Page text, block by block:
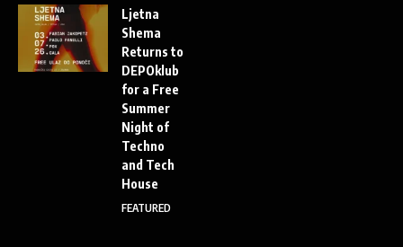
Ljetna
Shema
Returns to
DEPOklub
for a Free
Summer
Night of
Techno
and Tech
House
FEATURED